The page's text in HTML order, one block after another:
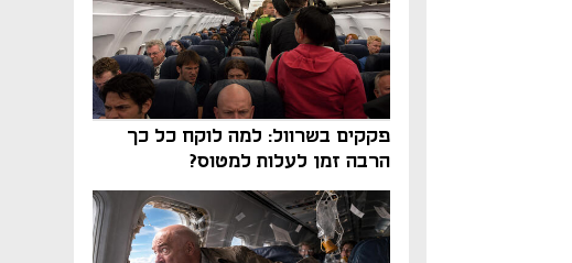
פקקים בשרוול: למה לוקח כל כך
הרבה זמן לעלות למטוס?